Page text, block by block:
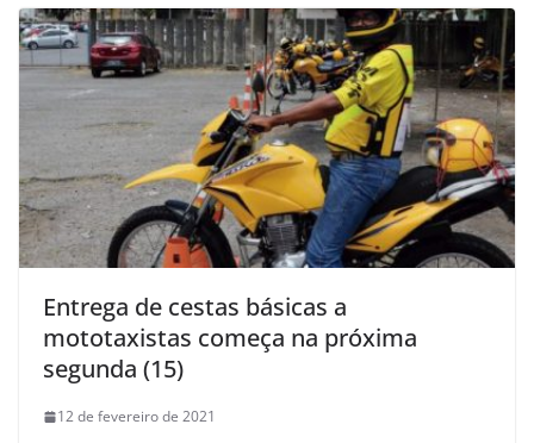
Entrega de cestas básicas a
mototaxistas começa na próxima
segunda (15)
12 de fevereiro de 2021